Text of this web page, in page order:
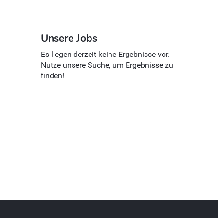
Unsere Jobs
Es liegen derzeit keine Ergebnisse vor.
Nutze unsere Suche, um Ergebnisse zu
finden!